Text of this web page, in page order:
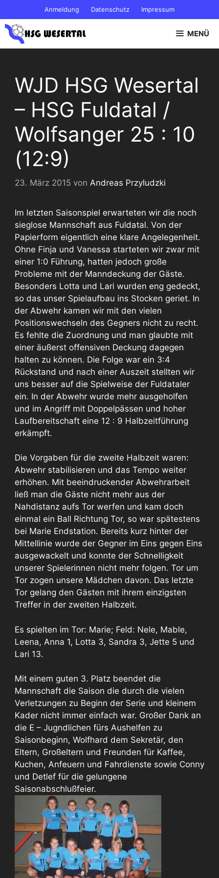
Inhalt
springen
Anmeldung Datenschutz Impressum
MENÜ
WJD HSG Wesertal
– HSG Fuldatal /
Wolfsanger 25 : 10
(12:9)
23. März 2015 von Andreas Przyludzki
Im letzten Saisonspiel erwarteten wir die noch
sieglose Mannschaft aus Fuldatal. Von der
Papierform eigentlich eine klare Angelegenheit.
Ohne Finja und Vanessa starteten wir zwar mit
einer 1:0 Führung, hatten jedoch große
Probleme mit der Manndeckung der Gäste.
Besonders Lotta und Lari wurden eng gedeckt,
so das unser Spielaufbau ins Stocken geriet. In
der Abwehr kamen wir mit den vielen
Positionswechseln des Gegners nicht zu recht.
Es fehlte die Zuordnung und man glaubte mit
einer äußerst offensiven Deckung dagegen
halten zu können. Die Folge war ein 3:4
Rückstand und nach einer Auszeit stellten wir
uns besser auf die Spielweise der Fuldataler
ein. In der Abwehr wurde mehr ausgeholfen
und im Angriff mit Doppelpässen und hoher
Laufbereitschaft eine 12 : 9 Halbzeitführung
erkämpft.
Die Vorgaben für die zweite Halbzeit waren:
Abwehr stabilisieren und das Tempo weiter
erhöhen. Mit beeindruckender Abwehrarbeit
ließ man die Gäste nicht mehr aus der
Nahdistanz aufs Tor werfen und kam doch
einmal ein Ball Richtung Tor, so war spätestens
bei Marie Endstation. Bereits kurz hinter der
Mittellinie wurde der Gegner im Eins gegen Eins
ausgewackelt und konnte der Schnelligkeit
unserer Spielerinnen nicht mehr folgen. Tor um
Tor zogen unsere Mädchen davon. Das letzte
Tor gelang den Gästen mit ihrem einzigsten
Treffer in der zweiten Halbzeit.
Es spielten im Tor: Marie; Feld: Nele, Mable,
Leena, Anna 1, Lotta 3, Sandra 3, Jette 5 und
Lari 13.
Mit einem guten 3. Platz beendet die
Mannschaft die Saison die durch die vielen
Verletzungen zu Beginn der Serie und kleinem
Kader nicht immer einfach war. Großer Dank an
die E – Jugndlichen fürs Aushelfen zu
Saisonbeginn, Wolfhard dem Sekretär, den
Eltern, Großeltern und Freunden für Kaffee,
Kuchen, Anfeuern und Fahrdienste sowie Conny
und Detlef für die gelungene
Saisonabschlußfeier.